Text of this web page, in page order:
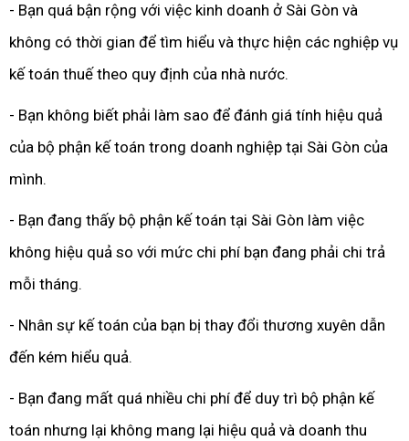
- Bạn quá bận rộng với việc kinh doanh ở Sài Gòn và
không có thời gian để tìm hiểu và thực hiện các nghiệp vụ
kế toán thuế theo quy định của nhà nước.
- Bạn không biết phải làm sao để đánh giá tính hiệu quả
của bộ phận kế toán trong doanh nghiệp tại Sài Gòn của
mình.
- Bạn đang thấy bộ phận kế toán tại Sài Gòn làm việc
không hiệu quả so với mức chi phí bạn đang phải chi trả
mỗi tháng.
- Nhân sự kế toán của bạn bị thay đổi thương xuyên dẫn
đến kém hiểu quả.
- Bạn đang mất quá nhiều chi phí để duy trì bộ phận kế
toán nhưng lại không mang lại hiệu quả và doanh thu